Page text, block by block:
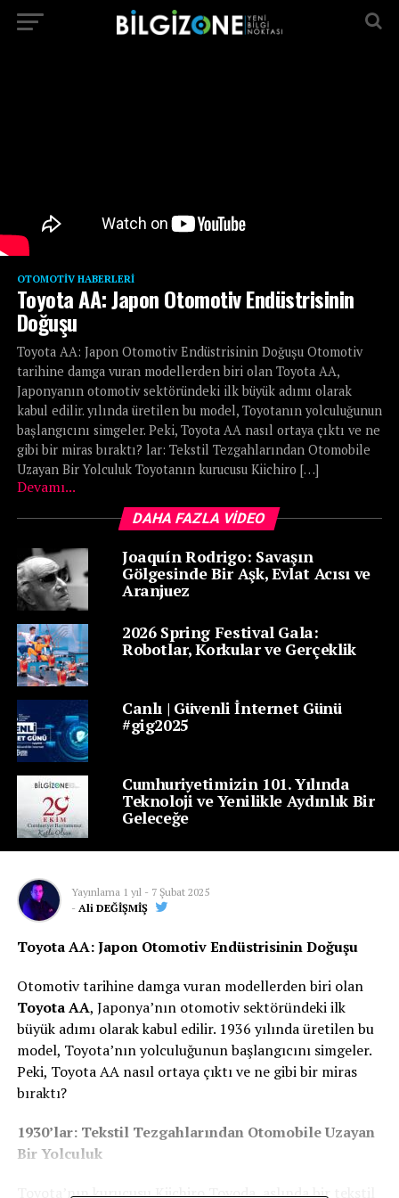
OTOMOTIV HABERLERI
Toyota AA: Japon Otomotiv Endüstrisinin
Doğuşu
Toyota AA: Japon Otomotiv Endüstrisinin Doğuşu Otomotiv
tarihine damga vuran modellerden biri olan Toyota AA,
Japonyanın otomotiv sektöründeki ilk büyük adımı olarak
kabul edilir. yılında üretilen bu model, Toyotanın yolculuğunun
başlangıcını simgeler. Peki, Toyota AA nasıl ortaya çıktı ve ne
gibi bir miras bıraktı? lar: Tekstil Tezgahlarından Otomobile
Uzayan Bir Yolculuk Toyotanın kurucusu Kiichiro […]
Devamı...
DAHA FAZLA VIDEO
Joaquín Rodrigo: Savaşın
Gölgesinde Bir Aşk, Evlat Acısı ve
Aranjuez
2026 Spring Festival Gala:
Robotlar, Korkular ve Gerçeklik
Canlı | Güvenli İnternet Günü
#gig2025
Cumhuriyetimizin 101. Yılında
Teknoloji ve Yenilikle Aydınlık Bir
Geleceğe
Yayınlama 1 yıl - 7 Şubat 2025
- Ali DEĞİŞMİŞ
Toyota AA: Japon Otomotiv Endüstrisinin Doğuşu
Otomotiv tarihine damga vuran modellerden biri olan
Toyota AA, Japonya’nın otomotiv sektöründeki ilk
büyük adımı olarak kabul edilir. 1936 yılında üretilen bu
model, Toyota’nın yolculuğunun başlangıcını simgeler.
Peki, Toyota AA nasıl ortaya çıktı ve ne gibi bir miras
bıraktı?
1930’lar: Tekstil Tezgahlarından Otomobile Uzayan
Bir Yolculuk
Toyota’nın kurucusu Kiichiro Toyoda, aslında bir tekstil